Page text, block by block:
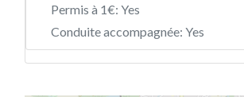
Permis à 1€: Yes
Conduite accompagnée: Yes